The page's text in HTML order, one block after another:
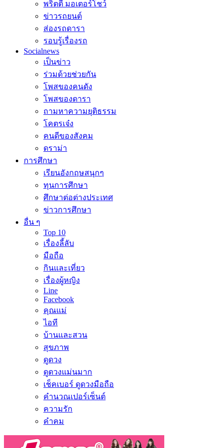
พริตตี้ มอเตอร์โชว์
ข่าวรถยนต์
ส่องรถดารา
รอบรู้เรื่องรถ
Socialnews
เป็นข่าว
ร่วมด้วยช่วยกัน
โพสของคนดัง
โพสของดารา
ถามหาความยุติธรรม
โคตรเจ๋ง
คนดีของสังคม
ดราม่า
การศึกษา
เรียนอังกฤษสนุกๆ
ทุนการศึกษา
ศึกษาต่อต่างประเทศ
ข่าวการศึกษา
อื่น ๆ
Top 10
เรื่องลี้ลับ
มือถือ
กินและเที่ยว
เรื่องผู้หญิง
Line
Facebook
คุณแม่
ไอที
บ้านและสวน
สุขภาพ
ดูดวง
ดูดวงแม่นมาก
เช็คเบอร์ ดูดวงมือถือ
คำนวณเปอร์เซ็นต์
ความรัก
คำคม